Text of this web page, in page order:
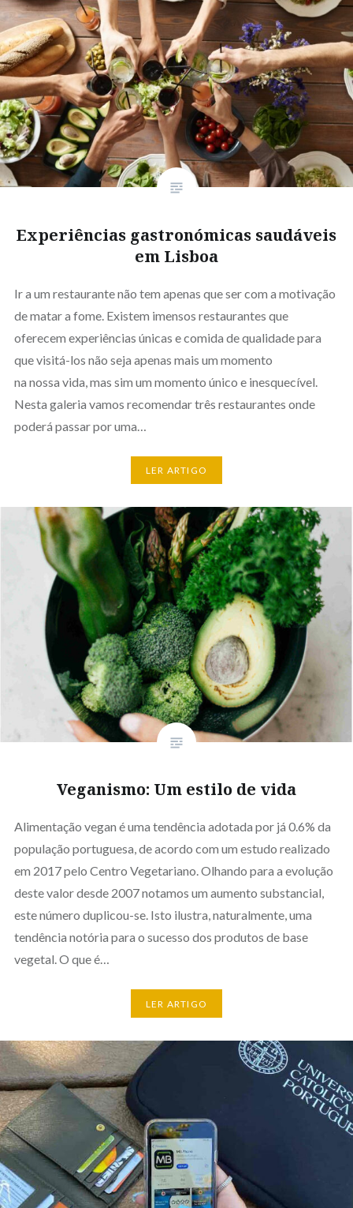
Experiências gastronómicas saudáveis
em Lisboa
Ir a um restaurante não tem apenas que ser com a motivação
de matar a fome. Existem imensos restaurantes que
oferecem experiências únicas e comida de qualidade para
que visitá-los não seja apenas mais um momento
na nossa vida, mas sim um momento único e inesquecível.
Nesta galeria vamos recomendar três restaurantes onde
poderá passar por uma…
LER ARTIGO
Veganismo: Um estilo de vida
Alimentação vegan é uma tendência adotada por já 0.6% da
população portuguesa, de acordo com um estudo realizado
em 2017 pelo Centro Vegetariano. Olhando para a evolução
deste valor desde 2007 notamos um aumento substancial,
este número duplicou-se. Isto ilustra, naturalmente, uma
tendência notória para o sucesso dos produtos de base
vegetal. O que é…
LER ARTIGO